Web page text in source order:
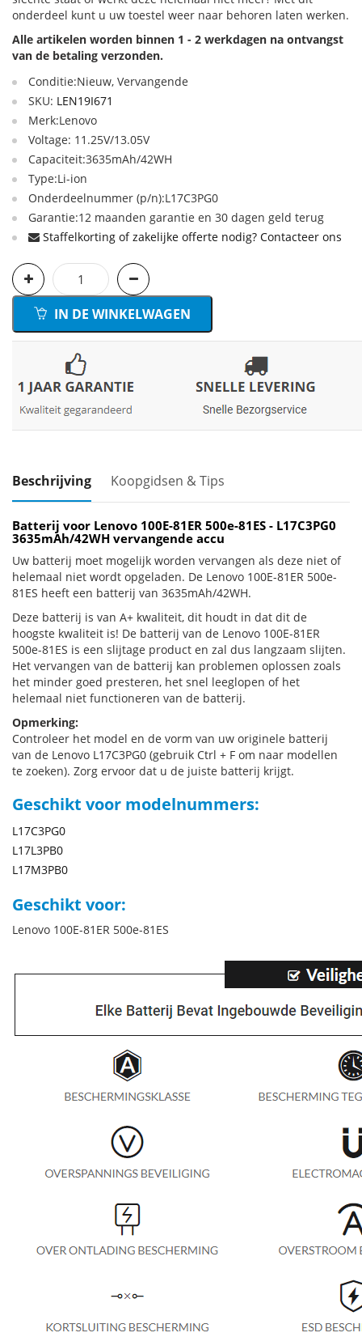
onderdeel kunt u uw toestel weer naar behoren laten werken.
Alle artikelen worden binnen 1 - 2 werkdagen na ontvangst
van de betaling verzonden.
Conditie:Nieuw, Vervangende
SKU: LEN19I671
Merk:Lenovo
Voltage: 11.25V/13.05V
Capaciteit:3635mAh/42WH
Type:Li-ion
Onderdeelnummer (p/n):L17C3PG0
Garantie:12 maanden garantie en 30 dagen geld terug
Staffelkorting of zakelijke offerte nodig? Contacteer ons
IN DE WINKELWAGEN
Beschrijving Koopgidsen & Tips
Batterij voor Lenovo 100E-81ER 500e-81ES - L17C3PG0
3635mAh/42WH vervangende accu
Uw batterij moet mogelijk worden vervangen als deze niet of
helemaal niet wordt opgeladen. De Lenovo 100E-81ER 500e-
81ES heeft een batterij van 3635mAh/42WH.
Deze batterij is van A+ kwaliteit, dit houdt in dat dit de
hoogste kwaliteit is! De batterij van de Lenovo 100E-81ER
500e-81ES is een slijtage product en zal dus langzaam slijten.
Het vervangen van de batterij kan problemen oplossen zoals
het minder goed presteren, het snel leeglopen of het
helemaal niet functioneren van de batterij.
Opmerking:
Controleer het model en de vorm van uw originele batterij
van de Lenovo L17C3PG0 (gebruik Ctrl + F om naar modellen
te zoeken). Zorg ervoor dat u de juiste batterij krijgt.
Geschikt voor modelnummers:
L17C3PG0
L17L3PB0
L17M3PB0
Geschikt voor:
Lenovo 100E-81ER 500e-81ES